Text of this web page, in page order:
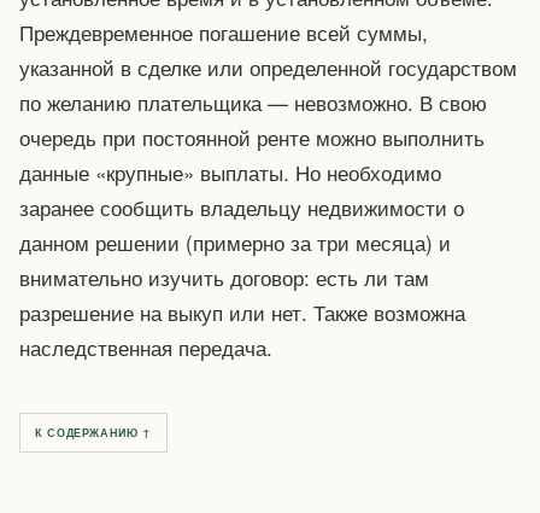
Преждевременное погашение всей суммы,
указанной в сделке или определенной государством
по желанию плательщика — невозможно. В свою
очередь при постоянной ренте можно выполнить
данные «крупные» выплаты. Но необходимо
заранее сообщить владельцу недвижимости о
данном решении (примерно за три месяца) и
внимательно изучить договор: есть ли там
разрешение на выкуп или нет. Также возможна
наследственная передача.
К СОДЕРЖАНИЮ ↑